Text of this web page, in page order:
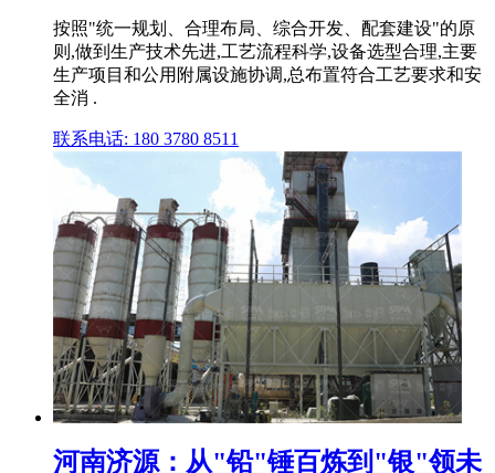
按照"统一规划、合理布局、综合开发、配套建设"的原
则,做到生产技术先进,工艺流程科学,设备选型合理,主要
生产项目和公用附属设施协调,总布置符合工艺要求和安
全消 .
联系电话: 180 3780 8511
河南济源：从"铅"锤百炼到"银"领未